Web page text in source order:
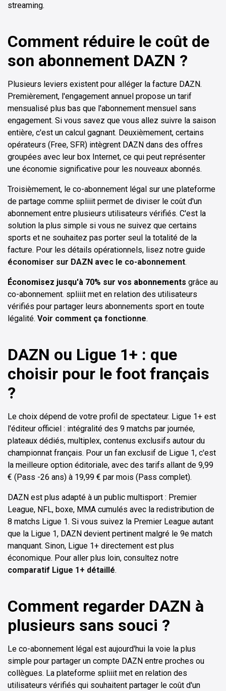
streaming.
Comment réduire le coût de
son abonnement DAZN ?
Plusieurs leviers existent pour alléger la facture DAZN.
Premièrement, l'engagement annuel propose un tarif
mensualisé plus bas que l'abonnement mensuel sans
engagement. Si vous savez que vous allez suivre la saison
entière, c'est un calcul gagnant. Deuxièmement, certains
opérateurs (Free, SFR) intègrent DAZN dans des offres
groupées avec leur box Internet, ce qui peut représenter
une économie significative pour les nouveaux abonnés.
Troisièmement, le co-abonnement légal sur une plateforme
de partage comme spliiit permet de diviser le coût d'un
abonnement entre plusieurs utilisateurs vérifiés. C'est la
solution la plus simple si vous ne suivez que certains
sports et ne souhaitez pas porter seul la totalité de la
facture. Pour les détails opérationnels, lisez notre guide
économiser sur DAZN avec le co-abonnement.
Économisez jusqu'à 70% sur vos abonnements grâce au
co-abonnement. spliiit met en relation des utilisateurs
vérifiés pour partager leurs abonnements sport en toute
légalité. Voir comment ça fonctionne.
DAZN ou Ligue 1+ : que
choisir pour le foot français
?
Le choix dépend de votre profil de spectateur. Ligue 1+ est
l'éditeur officiel : intégralité des 9 matchs par journée,
plateaux dédiés, multiplex, contenus exclusifs autour du
championnat français. Pour un fan exclusif de Ligue 1, c'est
la meilleure option éditoriale, avec des tarifs allant de 9,99
€ (Pass -26 ans) à 19,99 € par mois (Pass complet).
DAZN est plus adapté à un public multisport : Premier
League, NFL, boxe, MMA cumulés avec la redistribution de
8 matchs Ligue 1. Si vous suivez la Premier League autant
que la Ligue 1, DAZN devient pertinent malgré le 9e match
manquant. Sinon, Ligue 1+ directement est plus
économique. Pour aller plus loin, consultez notre
comparatif Ligue 1+ détaillé.
Comment regarder DAZN à
plusieurs sans souci ?
Le co-abonnement légal est aujourd'hui la voie la plus
simple pour partager un compte DAZN entre proches ou
collègues. La plateforme spliiit met en relation des
utilisateurs vérifiés qui souhaitent partager le coût d'un